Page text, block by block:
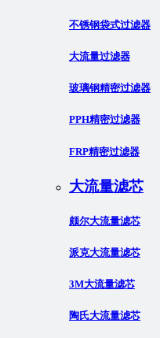
不锈钢袋式过滤器
大流量过滤器
玻璃钢精密过滤器
PPH精密过滤器
FRP精密过滤器
大流量滤芯
颇尔大流量滤芯
派克大流量滤芯
3M大流量滤芯
陶氏大流量滤芯